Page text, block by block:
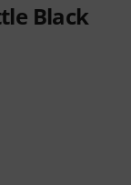
Black